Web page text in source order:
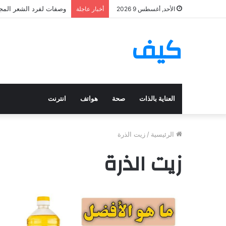
الأحد, أغسطس 9 2026 أخبار عاجلة وصفات لفرد الشعر
كيف
العناية بالذات صحة هواتف انترنت
الرئيسية / زيت الذرة
زيت الذرة